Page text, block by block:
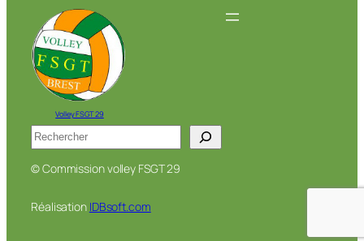
Volley FSGT 29
Rechercher
© Commission volley FSGT 29
Réalisation IDBsoft.com